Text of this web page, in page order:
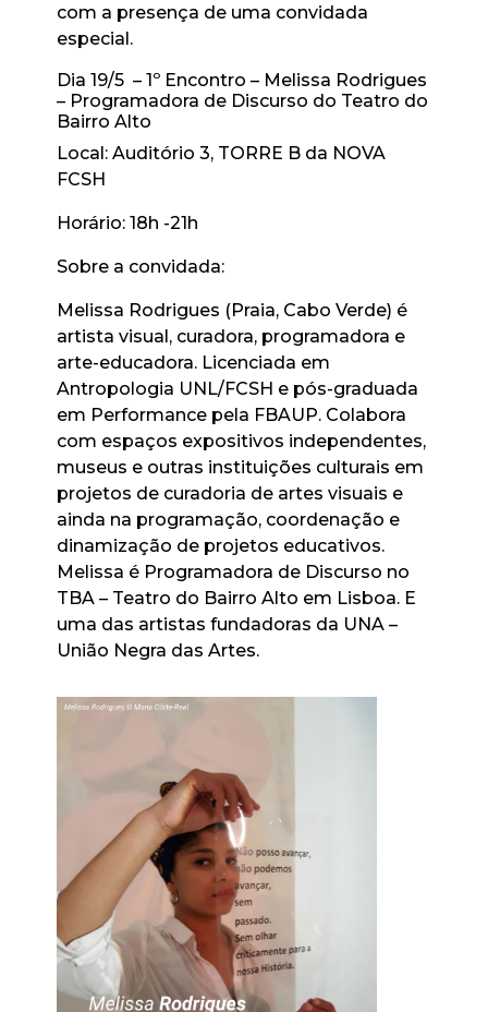
com a presença de uma convidada
especial.
Dia 19/5 – 1º Encontro – Melissa Rodrigues
– Programadora de Discurso do Teatro do
Bairro Alto
Local: Auditório 3, TORRE B da NOVA
FCSH
Horário: 18h -21h
Sobre a convidada:
Melissa Rodrigues (Praia, Cabo Verde) é
artista visual, curadora, programadora e
arte-educadora. Licenciada em
Antropologia UNL/FCSH e pós-graduada
em Performance pela FBAUP. Colabora
com espaços expositivos independentes,
museus e outras instituições culturais em
projetos de curadoria de artes visuais e
ainda na programação, coordenação e
dinamização de projetos educativos.
Melissa é Programadora de Discurso no
TBA – Teatro do Bairro Alto em Lisboa. E
uma das artistas fundadoras da UNA –
União Negra das Artes.